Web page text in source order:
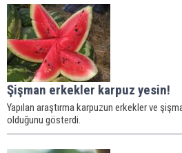
Şişman erkekler karpuz yesin!
Yapılan araştırma karpuzun erkekler ve
olduğunu gösterdi.